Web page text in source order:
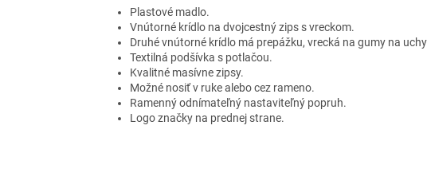
Plastové madlo.
Vnútorné krídlo na dvojcestný zips s vreckom.
Druhé vnútorné krídlo má prepážku, vrecká na gumy na
Textilná podšívka s potlačou.
Kvalitné masívne zipsy.
Možné nosiť v ruke alebo cez rameno.
Ramenný odnímateľný nastaviteľný popruh.
Logo značky na prednej strane.